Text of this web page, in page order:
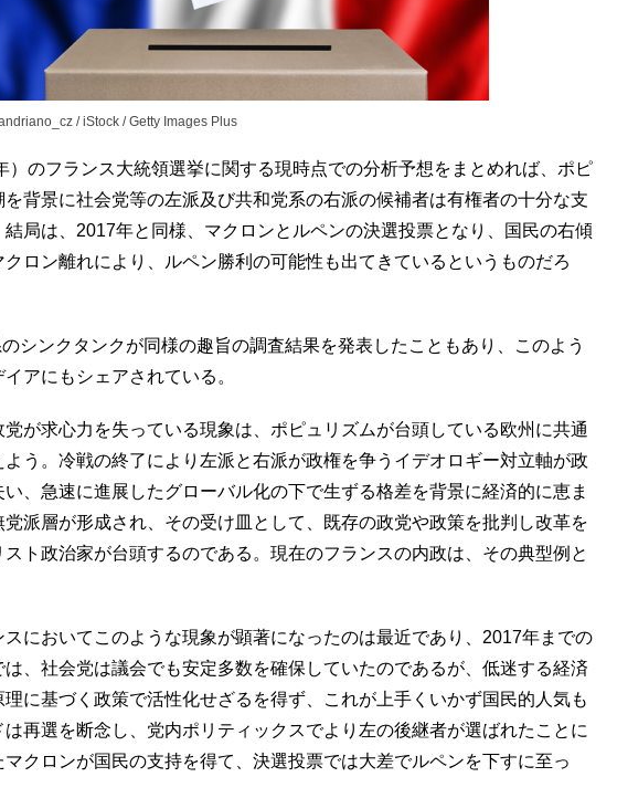
/ iStock / Getty Images Plus
のフランス大統領選挙に関する現時点での分析予想をまとめれば、ポピ
を背景に社会党等の左派及び共和党系の右派の候補者は有権者の十分な支
局は、2017年と同様、マクロンとルペンの決選投票となり、国民の右傾
ロン離れにより、ルペン勝利の可能性も出てきているというものだろ
シンクタンクが同様の趣旨の調査結果を発表したこともあり、このよう
アにもシェアされている。
が求心力を失っている現象は、ポピュリズムが台頭している欧州に共通
う。冷戦の終了により左派と右派が政権を争うイデオロギー対立軸が政
、急速に進展したグローバル化の下で生ずる格差を背景に経済的に恵ま
派層が形成され、その受け皿として、既存の政党や政策を批判し改革を
ト政治家が台頭するのである。現在のフランスの内政は、その典型例と
においてこのような現象が顕著になったのは最近であり、2017年までの
は、社会党は議会でも安定多数を確保していたのであるが、低迷する経済
に基づく政策で活性化せざるを得ず、これが上手くいかず国民的人気も
は再選を断念し、党内ポリティックスでより左の後継者が選ばれたことに
マクロンが国民の支持を得て、決選投票では大差でルペンを下すに至っ